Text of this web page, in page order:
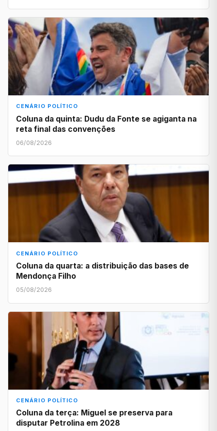
CENÁRIO POLÍTICO
Coluna da quinta: Dudu da Fonte se agiganta na
reta final das convenções
06/08/2026
CENÁRIO POLÍTICO
Coluna da quarta: a distribuição das bases de
Mendonça Filho
05/08/2026
CENÁRIO POLÍTICO
Coluna da terça: Miguel se preserva para
disputar Petrolina em 2028